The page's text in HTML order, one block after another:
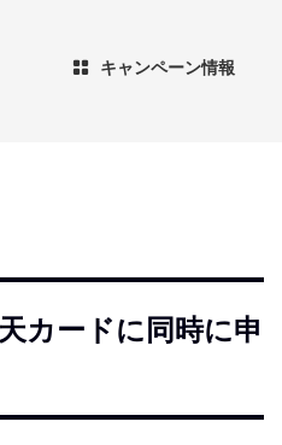
キャンペーン情報
カードに同時に申